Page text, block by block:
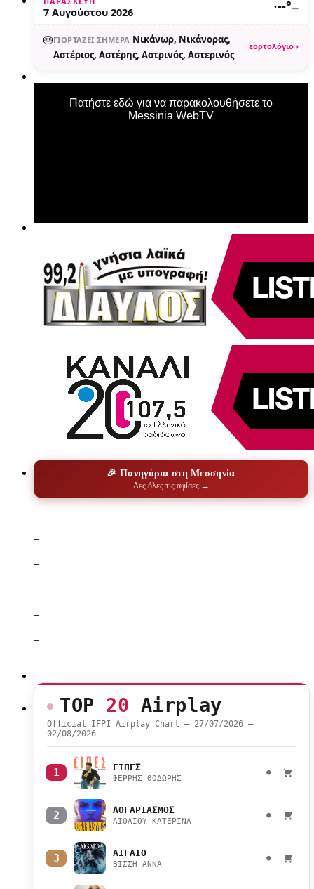
7 Αυγούστου 2026 ·--°—
🎂ΓΙΟΡΤΆΖΕΙ ΣΉΜΕΡΑ Νικάνωρ, Νικάνορας,
Αστέριος, Αστέρης, Αστρινός, Αστερινός
εορτολόγιο ›
Πατήστε εδώ για να παρακολουθήσετε το
Messinia WebTV
🎉 Πανηγύρια στη Μεσσηνία
Δες όλες τις αφίσες →
–
–
–
–
–
–
TOP 20 Airplay
Official IFPI Airplay Chart — 27/07/2026 –
02/08/2026
1 ΕΙΠΕΣ
ΦΕΡΡΗΣ ΘΟΔΩΡΗΣ
●
2 ΛΟΓΑΡΙΑΣΜΟΣ
ΛΙΟΛΙΟΥ ΚΑΤΕΡΙΝΑ
●
3 ΑΙΓΑΙΟ
ΒΙΣΣΗ ΑΝΝΑ
●